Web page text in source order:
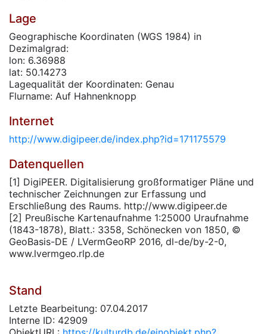
Lage
Geographische Koordinaten (WGS 1984) in
Dezimalgrad:
lon: 6.36988
lat: 50.14273
Lagequalität der Koordinaten: Genau
Flurname: Auf Hahnenknopp
Internet
http://www.digipeer.de/index.php?id=171175579
Datenquellen
[1] DigiPEER. Digitalisierung großformatiger Pläne und
technischer Zeichnungen zur Erfassung und
Erschließung des Raums. http://www.digipeer.de
[2] Preußische Kartenaufnahme 1:25000 Uraufnahme
(1843-1878), Blatt.: 3358, Schönecken von 1850, ©
GeoBasis-DE / LVermGeoRP 2016, dl-de/by-2-0,
www.lvermgeo.rlp.de
Stand
Letzte Bearbeitung: 07.04.2017
Interne ID: 42909